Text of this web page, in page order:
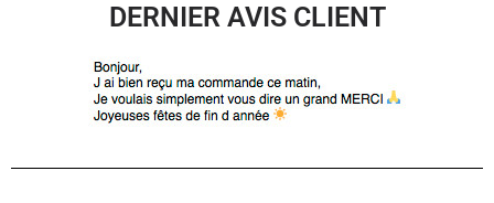
DERNIER AVIS CLIENT